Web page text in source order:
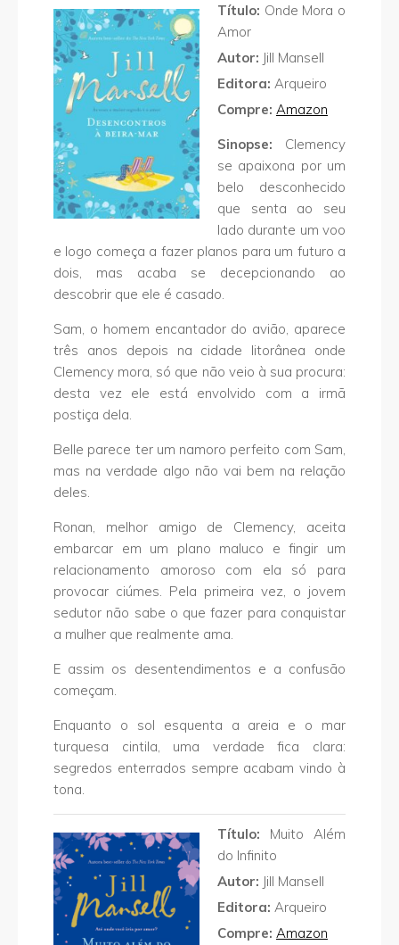
Título: Onde Mora o
Amor
Autor: Jill Mansell
Editora: Arqueiro
Compre: Amazon
Sinopse: Clemency
se apaixona por um
belo desconhecido
que senta ao seu
lado durante um voo
e logo começa a fazer planos para um futuro a
dois, mas acaba se decepcionando ao
descobrir que ele é casado.
Sam, o homem encantador do avião, aparece
três anos depois na cidade litorânea onde
Clemency mora, só que não veio à sua procura:
desta vez ele está envolvido com a irmã
postiça dela.
Belle parece ter um namoro perfeito com Sam,
mas na verdade algo não vai bem na relação
deles.
Ronan, melhor amigo de Clemency, aceita
embarcar em um plano maluco e fingir um
relacionamento amoroso com ela só para
provocar ciúmes. Pela primeira vez, o jovem
sedutor não sabe o que fazer para conquistar
a mulher que realmente ama.
E assim os desentendimentos e a confusão
começam.
Enquanto o sol esquenta a areia e o mar
turquesa cintila, uma verdade fica clara:
segredos enterrados sempre acabam vindo à
tona.
Título: Muito Além
do Infinito
Autor: Jill Mansell
Editora: Arqueiro
Compre: Amazon